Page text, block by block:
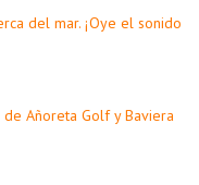
del mar. ¡Oye el sonido
Añoreta Golf y Baviera